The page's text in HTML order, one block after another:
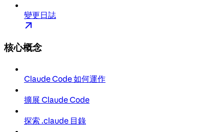
變更日誌
核心概念
Claude Code 如何運作
擴展 Claude Code
探索 .claude 目錄